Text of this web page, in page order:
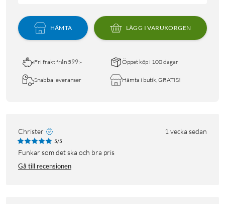
HÄMTA LÄGG I VARUKORGEN
Fri frakt från 599:- Öppet köp i 100 dagar
Snabba leveranser Hämta i butik, GRATIS!
Christer 1 vecka sedan
5/5
Funkar som det ska och bra pris
Gå till recensionen